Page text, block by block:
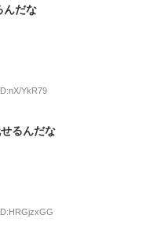
んだな
YkR79
るんだな